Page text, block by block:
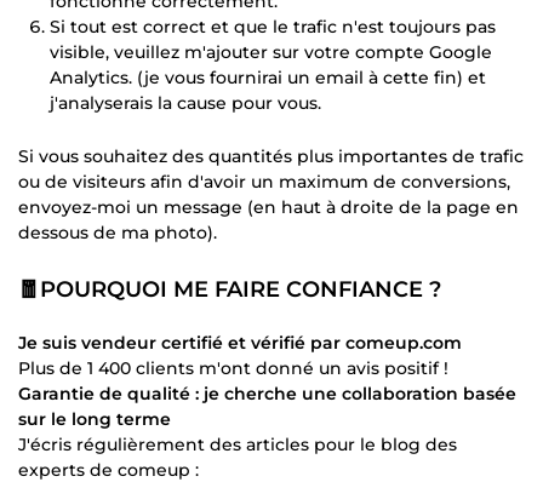
Si tout est correct et que le trafic n'est toujours pas
visible, veuillez m'ajouter sur votre compte Google
Analytics. (je vous fournirai un email à cette fin) et
j'analyserais la cause pour vous.
Si vous souhaitez des quantités plus importantes de trafic
ou de visiteurs afin d'avoir un maximum de conversions,
envoyez-moi un message (en haut à droite de la page en
dessous de ma photo).
🧧POURQUOI ME FAIRE CONFIANCE ?
Je suis vendeur certifié et vérifié par comeup.com
Plus de 1 400 clients m'ont donné un avis positif !
Garantie de qualité : je cherche une collaboration basée
sur le long terme
J'écris régulièrement des articles pour le blog des
experts de comeup :